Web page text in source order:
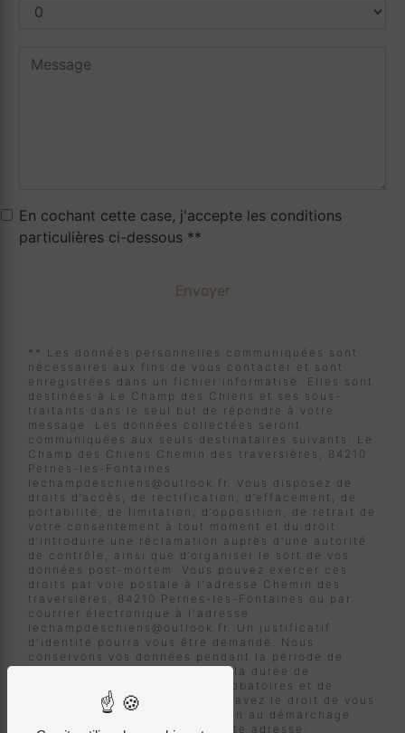
En cochant cette case, j'accepte les conditions
particulières ci-dessous **
Envoyer
** Les données personnelles communiquées sont
nécessaires aux fins de vous contacter et sont
enregistrées dans un fichier informatisé. Elles sont
destinées à Le Champ des Chiens et ses sous-
traitants dans le seul but de répondre à votre
message. Les données collectées seront
communiquées aux seuls destinataires suivants: Le
Champ des Chiens Chemin des traversières, 84210
Pernes-les-Fontaines
lechampdeschiens@outlook.fr. Vous disposez de
droits d’accès, de rectification, d’effacement, de
portabilité, de limitation, d’opposition, de retrait de
votre consentement à tout moment et du droit
d’introduire une réclamation auprès d’une autorité
de contrôle, ainsi que d’organiser le sort de vos
données post-mortem. Vous pouvez exercer ces
droits par voie postale à l'adresse Chemin des
traversières, 84210 Pernes-les-Fontaines ou par
courrier électronique à l'adresse
lechampdeschiens@outlook.fr. Un justificatif
d'identité pourra vous être demandé. Nous
conservons vos données pendant la période de
prise de contact puis pendant la durée de
prescription légale aux fins probatoires et de
gestion des contentieux. Vous avez le droit de vous
inscrire sur la liste d'opposition au démarchage
téléphonique, disponible à cette adresse: